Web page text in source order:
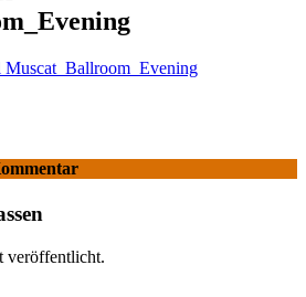
veröffentlicht.